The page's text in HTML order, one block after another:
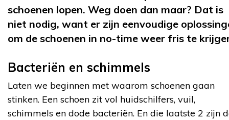
schoenen lopen. Weg doen dan maar? Dat is
niet nodig, want er zijn eenvoudige
om de schoenen in no-time weer fris te
Bacteriën en schimmels
Laten we beginnen met waarom schoenen gaan
stinken. Een schoen zit vol huidschilfers, vuil,
schimmels en dode bacteriën. En die laatste 2 zijn